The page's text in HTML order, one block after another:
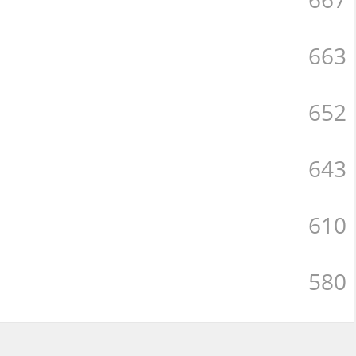
663
652
643
610
580